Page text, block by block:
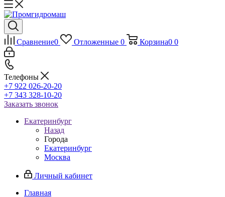
Сравнение0 Отложенные 0 Корзина0 0
Телефоны
+7 922 026-20-20
+7 343 328-10-20
Заказать звонок
Екатеринбург
Назад
Города
Екатеринбург
Москва
Личный кабинет
Главная